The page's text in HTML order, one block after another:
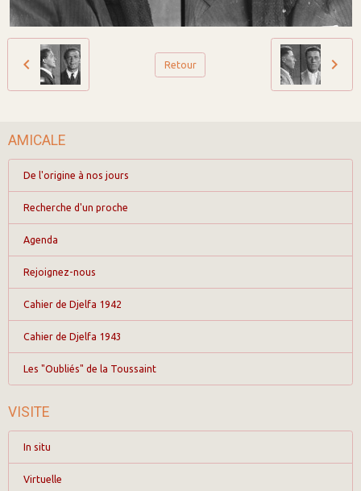
Retour
AMICALE
De l'origine à nos jours
Recherche d'un proche
Agenda
Rejoignez-nous
Cahier de Djelfa 1942
Cahier de Djelfa 1943
Les "Oubliés" de la Toussaint
VISITE
In situ
Virtuelle